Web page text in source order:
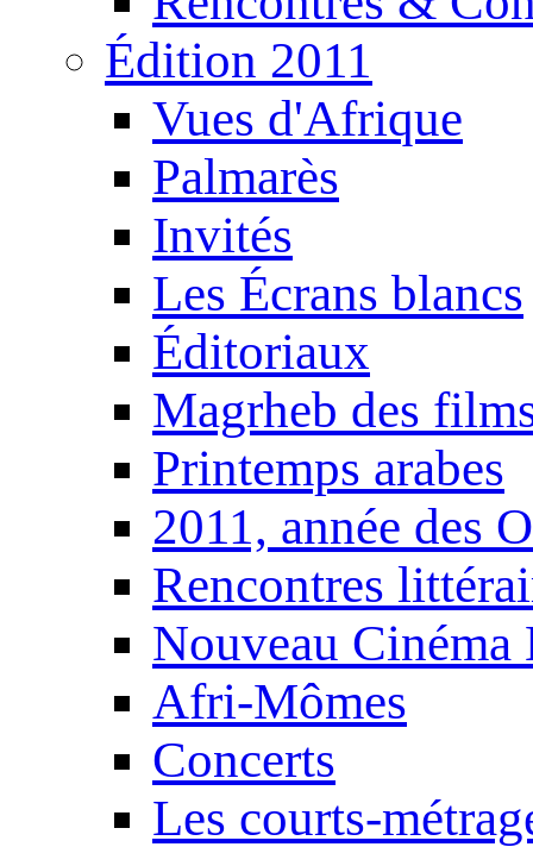
Édition 2011
Vues d'Afrique
Palmarès
Invités
Les Écrans blancs
Éditoriaux
Magrheb des
Printemps arabes
2011, année des
Rencontres
Nouveau Cinéma
Afri-Mômes
Concerts
Les courts-